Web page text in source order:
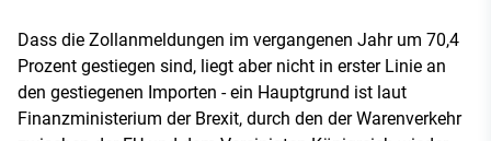
Dass die Zollanmeldungen im vergangenen Jahr um 70,4
Prozent gestiegen sind, liegt aber nicht in erster Linie an
den gestiegenen Importen - ein Hauptgrund ist laut
Finanzministerium der Brexit, durch den der Warenverkehr